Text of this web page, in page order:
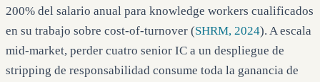
200% del salario anual para knowledge workers cualificados
en su trabajo sobre cost-of-turnover (SHRM, 2024). A escala
mid-market, perder cuatro senior IC a un despliegue de
stripping de responsabilidad consume toda la ganancia de